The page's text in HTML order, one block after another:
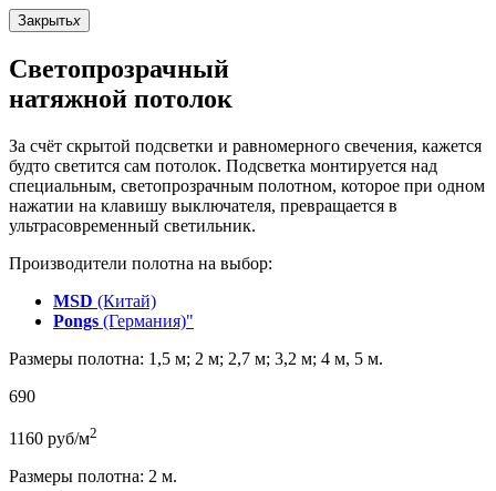
Закрытьx
Светопрозрачный
натяжной потолок
За счёт скрытой подсветки и равномерного свечения, кажется
будто светится сам потолок. Подсветка монтируется над
специальным, светопрозрачным полотном, которое при одном
нажатии на клавишу выключателя, превращается в
ультрасовременный светильник.
Производители полотна на выбор:
MSD (Китай)
Pongs (Германия)"
Размеры полотна: 1,5 м; 2 м; 2,7 м; 3,2 м; 4 м, 5 м.
690
1160 руб/м2
Размеры полотна: 2 м.